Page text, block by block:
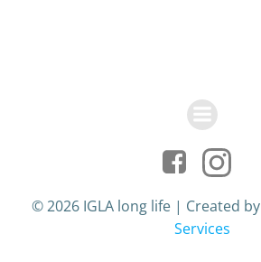
© 2026 IGLA long life | Created by
Services